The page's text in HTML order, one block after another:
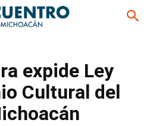
expide Ley
Cultural del